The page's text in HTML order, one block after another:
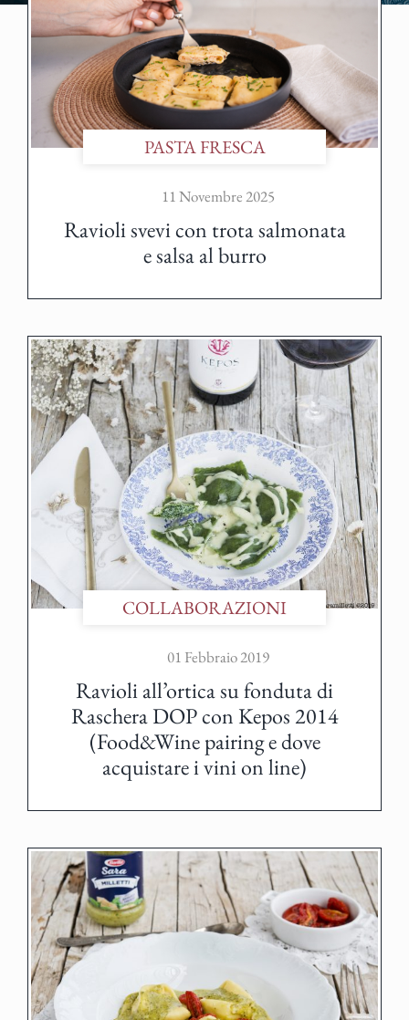
PASTA FRESCA
11 Novembre 2025
Ravioli svevi con trota salmonata
e salsa al burro
COLLABORAZIONI
01 Febbraio 2019
Ravioli all’ortica su fonduta di
Raschera DOP con Kepos 2014
(Food&Wine pairing e dove
acquistare i vini on line)